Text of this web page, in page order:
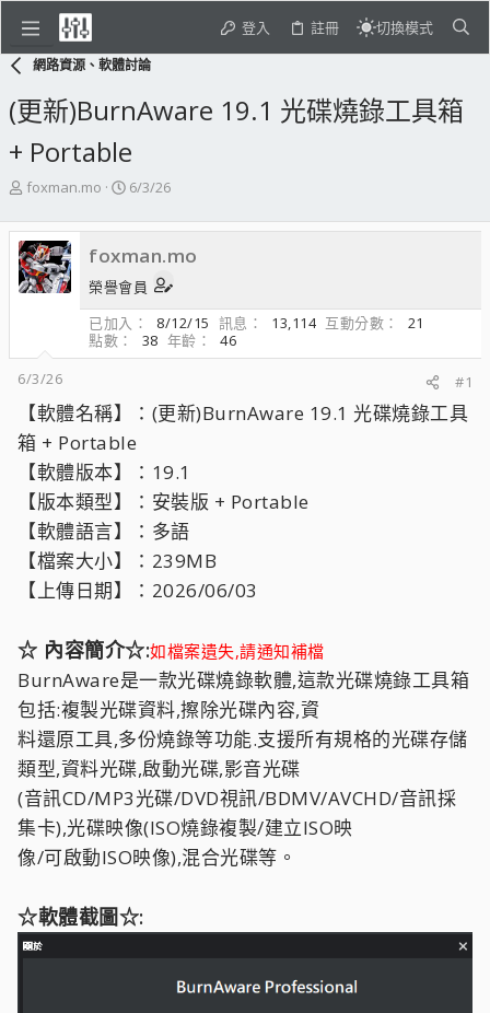
登入 註冊 切換模式
網路資源、軟體討論
(更新)BurnAware 19.1 光碟燒錄工具箱
+ Portable
主
發
起
人
foxman.mo
開
日
期
6/3/26
foxman.mo
榮譽會員
已加入
8/12/15 訊息 13,114 互動分數
21
點數
38 年齡
46
6/3/26
#1
【軟體名稱】：(更新)BurnAware 19.1 光碟燒錄工具
箱 + Portable
【軟體版本】：19.1
【版本類型】：安裝版 + Portable
【軟體語言】：多語
【檔案大小】：239MB
【上傳日期】：2026/06/03
☆ 內容簡介☆:如檔案遺失,請通知補檔
BurnAware是一款光碟燒錄軟體,這款光碟燒錄工具箱
包括:複製光碟資料,擦除光碟內容,資
料還原工具,多份燒錄等功能.支援所有規格的光碟存儲
類型,資料光碟,啟動光碟,影音光碟
(音訊CD/MP3光碟/DVD視訊/BDMV/AVCHD/音訊採
集卡),光碟映像(ISO燒錄複製/建立ISO映
像/可啟動ISO映像),混合光碟等。
☆軟體截圖☆: